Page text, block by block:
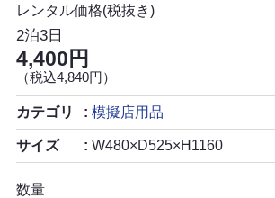
レンタル価格(税抜き)
2泊3日
4,400円
（税込4,840円）
カテゴリ 模擬店用品
サイズ W480×D525×H1160
数量